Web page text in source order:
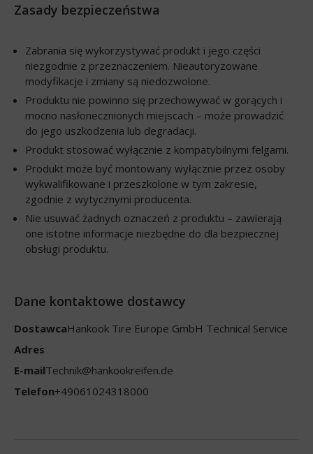
Zasady bezpieczeństwa
Zabrania się wykorzystywać produkt i jego części
niezgodnie z przeznaczeniem. Nieautoryzowane
modyfikacje i zmiany są niedozwolone.
Produktu nie powinno się przechowywać w gorących i
mocno nasłonecznionych miejscach – może prowadzić
do jego uszkodzenia lub degradacji.
Produkt stosować wyłącznie z kompatybilnymi felgami.
Produkt może być montowany wyłącznie przez osoby
wykwalifikowane i przeszkolone w tym zakresie,
zgodnie z wytycznymi producenta.
Nie usuwać żadnych oznaczeń z produktu – zawierają
one istotne informacje niezbędne do dla bezpiecznej
obsługi produktu.
Dane kontaktowe dostawcy
DostawcaHankook Tire Europe GmbH Technical Service
Adres
E-mailTechnik@hankookreifen.de
Telefon+49061024318000